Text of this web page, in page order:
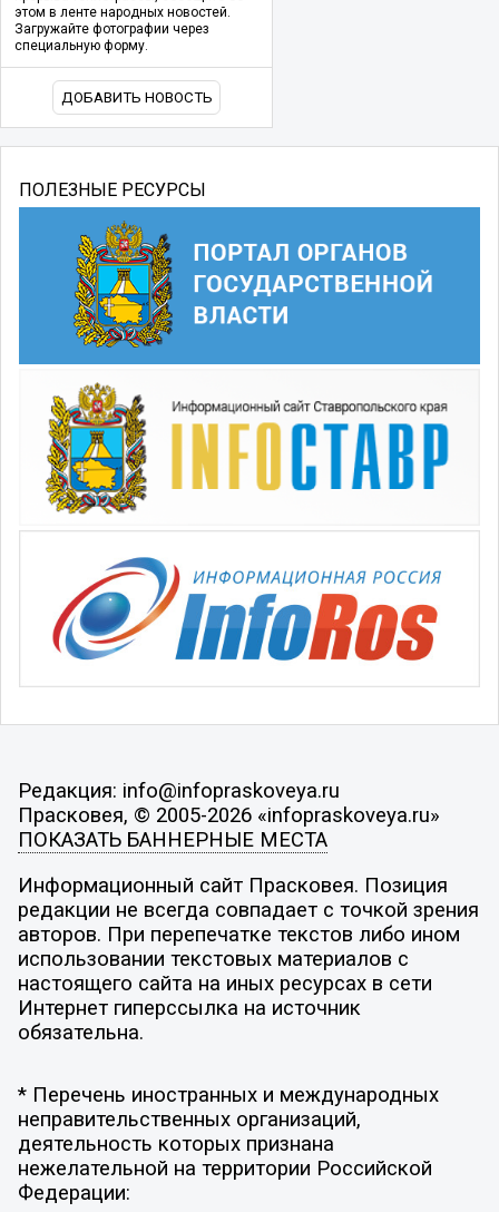
этом в ленте народных новостей.
Загружайте фотографии через
специальную форму.
ДОБАВИТЬ НОВОСТЬ
ПОЛЕЗНЫЕ РЕСУРСЫ
Редакция: info@infopraskoveya.ru
Прасковея, © 2005-2026 «infopraskoveya.ru»
ПОКАЗАТЬ БАННЕРНЫЕ МЕСТА
Информационный сайт Прасковея. Позиция
редакции не всегда совпадает с точкой зрения
авторов. При перепечатке текстов либо ином
использовании текстовых материалов с
настоящего сайта на иных ресурсах в сети
Интернет гиперссылка на источник
обязательна.
* Перечень иностранных и международных
неправительственных организаций,
деятельность которых признана
нежелательной на территории Российской
Федерации: